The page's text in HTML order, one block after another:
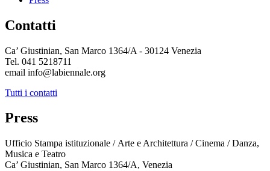
Contatti
Ca’ Giustinian, San Marco 1364/A - 30124 Venezia
Tel. 041 5218711
email info@labiennale.org
Tutti i contatti
Press
Ufficio Stampa istituzionale / Arte e Architettura / Cinema / Danza,
Musica e Teatro
Ca’ Giustinian, San Marco 1364/A, Venezia